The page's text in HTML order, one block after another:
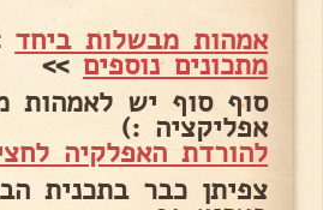
אמהות מבשלות ביחד
מתכונים נוספים>>
סוף סוף יש לאמהות
אפליקציה :)
להורדת האפלקיה
צפיתן כבר בתכנית